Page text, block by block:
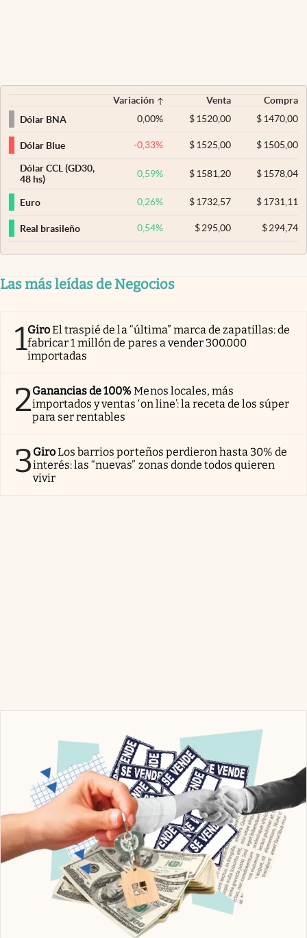
Variación Venta
Compra
Dólar BNA
0,00% $ 1520,00 $1470,00
Dólar Blue -0,33% $ 1525,00 $1505,00
Dólar CCL (GD30,
48 hs)
0,59% $ 1581,20 $1578,04
Euro 0,26% $ 1732,57 $1731,11
Real brasileño 0,54% $295,00 $294,74
Las más leídas de Negocios
1GiroEl traspié de la “última” marca de zapatillas: de
fabricar 1 millón de pares a vender 300.000
importadas
2Ganancias de 100%Menos locales, más
importados y ventas ‘on line’: la receta de los súper
para ser rentables
3GiroLos barrios porteños perdieron hasta 30% de
interés: las “nuevas” zonas donde todos quieren
vivir